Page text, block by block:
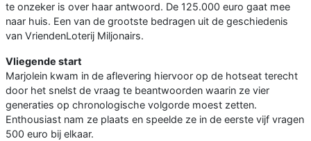
te onzeker is over haar antwoord. De 125.000 euro gaat mee
naar huis. Een van de grootste bedragen uit de geschiedenis
van VriendenLoterij Miljonairs.
Vliegende start
Marjolein kwam in de aflevering hiervoor op de hotseat terecht
door het snelst de vraag te beantwoorden waarin ze vier
generaties op chronologische volgorde moest zetten.
Enthousiast nam ze plaats en speelde ze in de eerste vijf vragen
500 euro bij elkaar.